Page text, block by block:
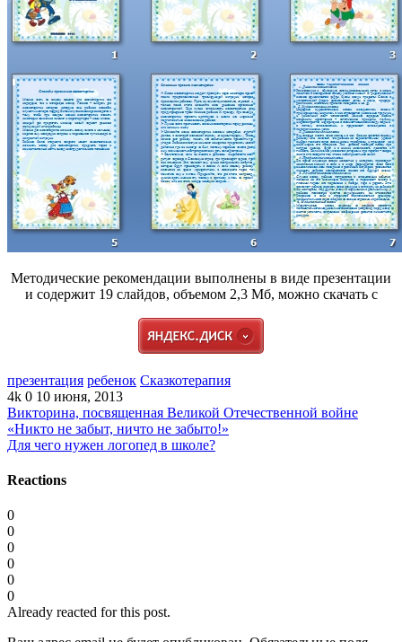
Методические рекомендации выполнены в виде презентации
и содержит 19 слайдов, объемом 2,3 Мб, можно скачать с
презентация ребенок Сказкотерапия
4k 0 10 июня, 2013
Викторина, посвященная Великой Отечественной войне
«Никто не забыт, ничто не забыто!»
Для чего нужен логопед в школе?
Reactions
0
0
0
0
0
0
Already reacted for this post.